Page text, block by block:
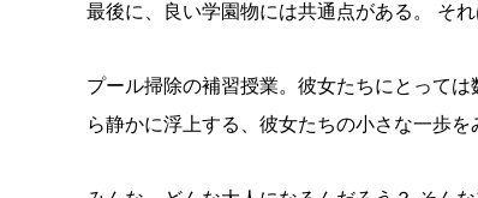
最後に、良い学園物には共通点がある。 そ
プール掃除の補習授業。彼女たちにとって
ら静かに浮上する、彼女たちの小さな一歩を